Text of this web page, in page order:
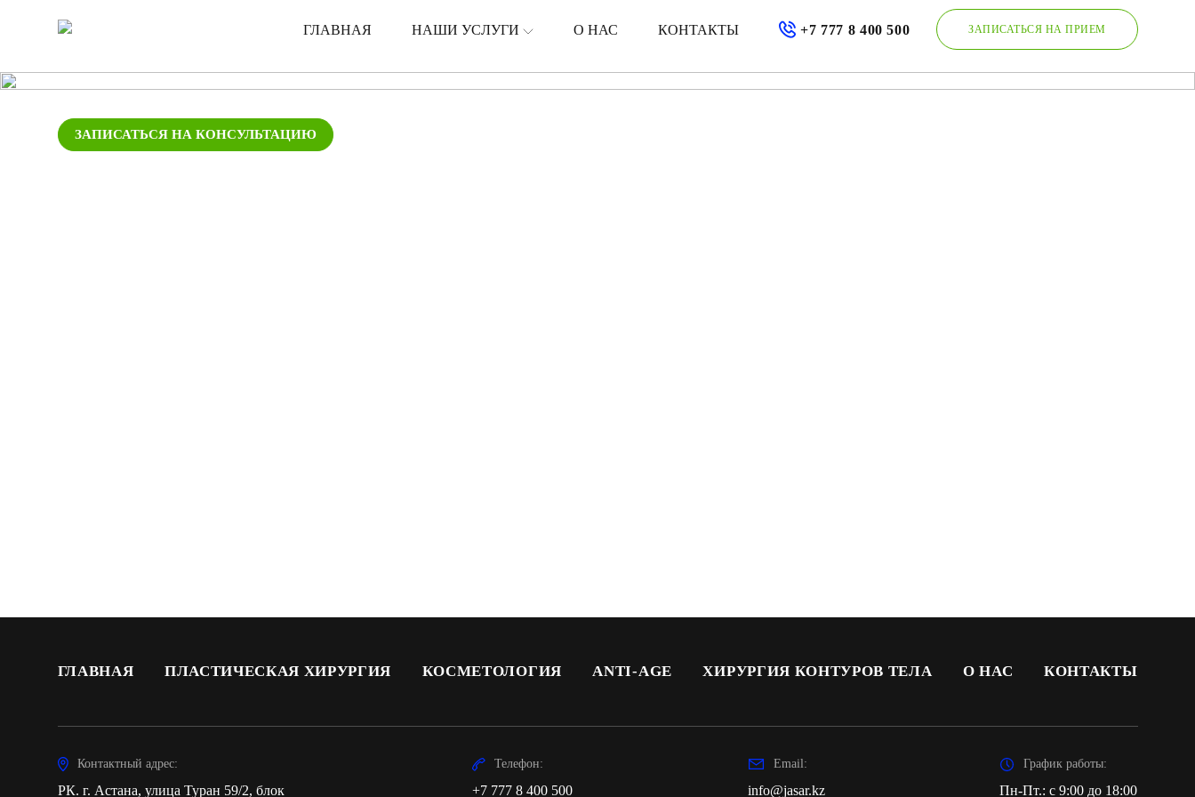
ГЛАВНАЯ НАШИ УСЛУГИ О НАС КОНТАКТЫ +7 777 8 400 500 ЗАПИСАТЬСЯ НА ПРИЕМ
ЗАПИСАТЬСЯ НА КОНСУЛЬТАЦИЮ
ГЛАВНАЯ ПЛАСТИЧЕСКАЯ ХИРУРГИЯ КОСМЕТОЛОГИЯ ANTI-AGE ХИРУРГИЯ КОНТУРОВ ТЕЛА О НАС КОНТАКТЫ
Контактный адрес:
РК. г. Астана, улица Туран 59/2, блок
Телефон:
+7 777 8 400 500
Email:
info@jasar.kz
График работы:
Пн-Пт.: с 9:00 до 18:00